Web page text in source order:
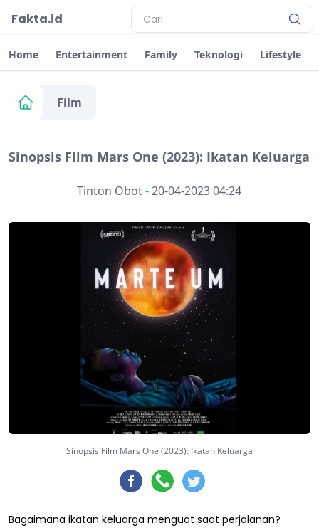
Fakta.id
Home Entertainment Family Teknologi Lifestyle
Film
Sinopsis Film Mars One (2023): Ikatan Keluarga
Tinton Obot-20-04-2023 04:24
Sinopsis Film Mars One (2023): Ikatan Keluarga
Bagaimana ikatan keluarga menguat saat perjalanan?